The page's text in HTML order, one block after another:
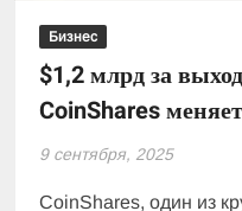
Бизнес
$1,2 млрд за
CoinShares
9 сентября, 2025
CoinShares, один из